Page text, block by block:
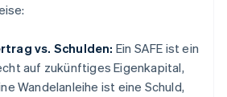
vs. Schulden: Ein SAFE ist ein
auf zukünftiges Eigenkapital,
Wandelanleihe ist eine Schuld,